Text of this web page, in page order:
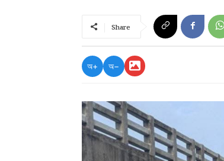
Share
অ+ অ−